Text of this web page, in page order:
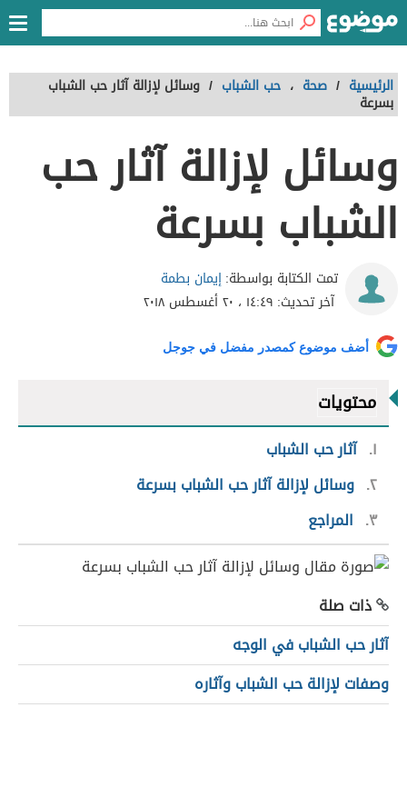
الرئيسية / صحة ، حب الشباب / وسائل لإزالة آثار حب الشباب
بسرعة
وسائل لإزالة آثار حب
الشباب بسرعة
تمت الكتابة بواسطة:إيمان بطمة
آخر تحديث: ١٤:٤٩ ، ٢٠ أغسطس ٢٠١٨
أضف موضوع كمصدر مفضل في جوجل
محتويات
١ آثار حب الشباب
٢ وسائل لإزالة آثار حب الشباب بسرعة
٣
المراجع
ذات صلة
آثار حب الشباب في الوجه
وصفات لإزالة حب الشباب وآثاره